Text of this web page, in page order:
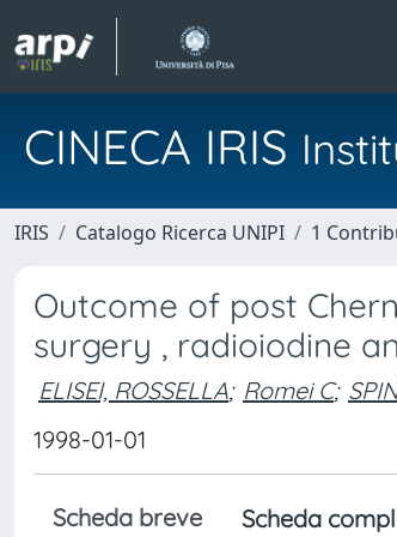
CINECA IRIS
IRIS Catalogo Ricerca UNIPI 1
Outcome of post
surgery , radioiodine
ELISEI, ROSSELLA; Romei C;
1998-01-01
Scheda breve Scheda